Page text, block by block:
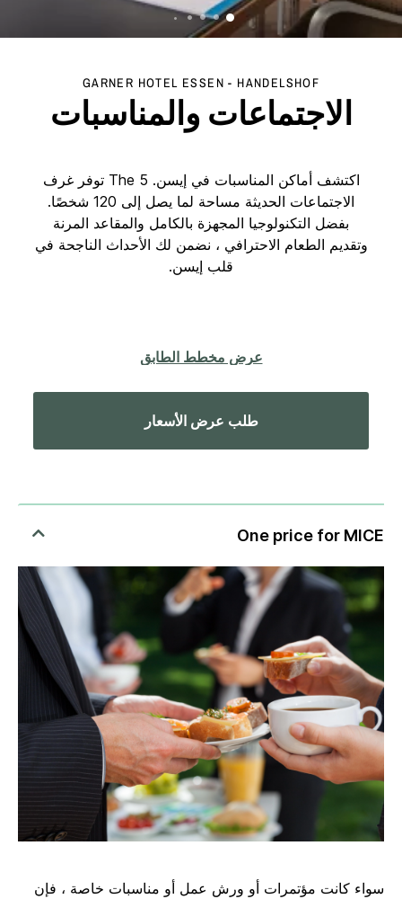
GARNER HOTEL ESSEN - HANDELSHOF
الاجتماعات والمناسبات
اكتشف أماكن المناسبات في إيسن. The 5 توفر غرف
الاجتماعات الحديثة مساحة لما يصل إلى 120 شخصًا.
بفضل التكنولوجيا المجهزة بالكامل والمقاعد المرنة
وتقديم الطعام الاحترافي ، نضمن لك الأحداث الناجحة في
قلب إيسن.
عرض مخطط الطابق
طلب عرض الأسعار
سواء كانت مؤتمرات أو ورش عمل أو مناسبات خاصة ، فإن